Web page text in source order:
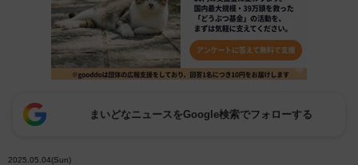
まいどなニュースをGoogle検索でフォローする
2025.05.04(Sun)